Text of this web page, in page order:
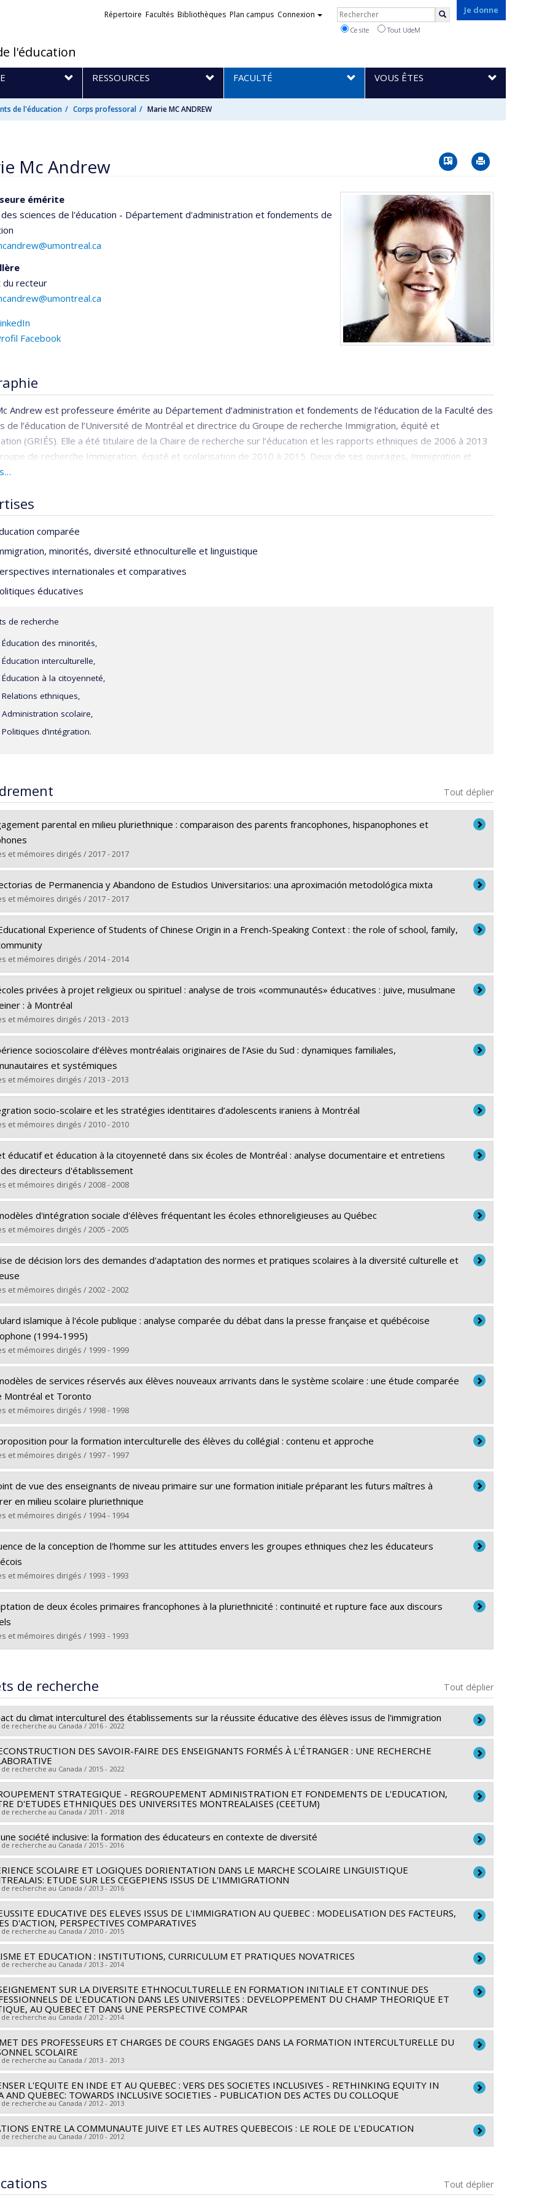
l'éducation
Je donne
Liens
Répertoire Facultés Bibliothèques Plan campus Connexion Rechercher
Ce site Tout UdeM
RESSOURCES FACULTÉ VOUS ÊTES
de l'éducation Corps professoral Marie MC ANDREW
Mc Andrew Vcard
émérite
des sciences de l'éducation - Département d'administration et fondements de
du recteur
Facebook
Andrew est professeure émérite au Département d’administration et fondements de l’éducation de la Faculté des
de l’éducation de l’Université de Montréal et directrice du Groupe de recherche Immigration, équité et
(GRIÉS). Elle a été titulaire de la Chaire de recherche sur l’éducation et les rapports ethniques de 2006 à 2013
de recherche Immigration, équité et scolarisation de 2010 à 2015. Deux de ses ouvrages, Immigration et
à l’école. Le débat québécois dans une perspective comparative
canadienne et, en 2010, une nomination comme finaliste au Prix du Gouverneur général.
comparée
minorités, diversité ethnoculturelle et linguistique
internationales et comparatives
éducatives
de recherche
Éducation des minorités,
Éducation interculturelle,
Éducation à la citoyenneté,
Relations ethniques,
Administration scolaire,
Politiques d’intégration.
Tout déplier
parental en milieu pluriethnique : comparaison des parents francophones, hispanophones et
et mémoires dirigés / 2017 - 2017
: Bissonnette, Evelyn
: Maîtrise
obtenu :M.A.
le document dans Papyrus
de Permanencia y Abandono de Estudios Universitarios: una aproximación metodológica mixta
et mémoires dirigés / 2017 - 2017
:Fonseca-Grandón, Gonzalo
:Doctorat
obtenu :Ph. D.
le document dans Papyrus
Experience of Students of Chinese Origin in a French-Speaking Context : the role of school, family,
et mémoires dirigés / 2014 - 2014
:Sun, Ming
:Doctorat
obtenu :Ph. D.
le document dans Papyrus
privées à projet religieux ou spirituel : analyse de trois «communautés» éducatives : juive, musulmane
: à Montréal
et mémoires dirigés / 2013 - 2013
: Tremblay, Stéphanie
:Doctorat
obtenu :Ph. D.
le document dans Papyrus
socioscolaire d’élèves montréalais originaires de l’Asie du Sud : dynamiques familiales,
et systémiques
et mémoires dirigés / 2013 - 2013
:Bakhshaei, Mahsa
: Doctorat
obtenu :Ph. D.
le document dans Papyrus
socio-scolaire et les stratégies identitaires d’adolescents iraniens à Montréal
et mémoires dirigés / 2010 - 2010
:Aghasi-Sorkhabi, Lida
:Doctorat
obtenu :Ph. D.
le document dans Papyrus
éducatif et éducation à la citoyenneté dans six écoles de Montréal : analyse documentaire et entretiens
directeurs d'établissement
et mémoires dirigés / 2008 - 2008
: Gravel, Bernard
: Doctorat
obtenu :Ph. D.
le document dans Papyrus
d'intégration sociale d'élèves fréquentant les écoles ethnoreligieuses au Québec
et mémoires dirigés / 2005 - 2005
:Sercia, Pierre
:Doctorat
obtenu :Ph. D.
le document dans Papyrus
de décision lors des demandes d'adaptation des normes et pratiques scolaires à la diversité culturelle et
et mémoires dirigés / 2002 - 2002
:Jacquet, Marianne
:Doctorat
obtenu :Ph. D.
le document dans Papyrus
islamique à l'école publique : analyse comparée du débat dans la presse française et québécoise
(1994-1995)
et mémoires dirigés / 1999 - 1999
: Ciceri, Coryse
:Maîtrise
obtenu :M.A.
le document dans Papyrus
de services réservés aux élèves nouveaux arrivants dans le système scolaire : une étude comparée
Montréal et Toronto
et mémoires dirigés / 1998 - 1998
:Messier, Marielle
: Maîtrise
obtenu :M. Sc.
le document dans Papyrus
pour la formation interculturelle des élèves du collégial : contenu et approche
et mémoires dirigés / 1997 - 1997
:Lemay, Denyse
:Doctorat
obtenu :Ph. D.
le document dans Papyrus
de vue des enseignants de niveau primaire sur une formation initiale préparant les futurs maîtres à
en milieu scolaire pluriethnique
et mémoires dirigés / 1994 - 1994
:Roberge, Blaise
:Maîtrise
obtenu :M.A.
le document dans Papyrus
de la conception de l'homme sur les attitudes envers les groupes ethniques chez les éducateurs
et mémoires dirigés / 1993 - 1993
:Grenier, Claude
:Maîtrise
obtenu :M.A.
le document dans Papyrus
de deux écoles primaires francophones à la pluriethnicité : continuité et rupture face aux discours
et mémoires dirigés / 1993 - 1993
:Maîtrise
obtenu :M.A.
vers le document dans Papyrus
de recherche Tout déplier
du climat interculturel des établissements sur la réussite éducative des élèves issus de l'immigration
recherche au Canada / 2016 - 2022
principal : Marie Mc Andrew,Isabelle Archambault
: Valérie Amiraux,Corina Borri-Anadon
de financement :FRQSC/Fonds de recherche du Québec - Société et culture (FQRSC)
de subvention :PVXXXXXX-(AC) Actions concertées - générique
DES SAVOIR-FAIRE DES ENSEIGNANTS FORMÉS À L'ÉTRANGER : UNE RECHERCHE
recherche au Canada / 2015 - 2022
principal : Joëlle Morrissette
: Marie Mc Andrew,Sébastien Arcand,Didier Demaziere
de financement :CRSH/Conseil de recherches en sciences humaines du Canada
de subvention :PVX99097-Subvention de développement de partenariat
STRATEGIQUE - REGROUPEMENT ADMINISTRATION ET FONDEMENTS DE L'EDUCATION,
D'ETUDES ETHNIQUES DES UNIVERSITES MONTREALAISES (CEETUM)
recherche au Canada / 2011 - 2018
principal :Deirdre Meintel
:Marie Mc Andrew,Patricia Lamarre,Michel Pagé,Fasal Kanouté,Marie-Thérèse Chicha,Patrice
,Sirma Bilge,Valérie Amiraux,Françoise Armand,Roxane de la Sablonnière, Mireille Estivalèzes
Marie-Odile
,Jake Murdoch,Sébastien Arcand,Daniel Weinstock,Alain Bélanger
Weinfeld,Mela Sarkar,Bronwen E. Low,Annick Lenoir,Benoît Côté,Marilyn Steinbach,Annick Germain,
Ledent,Damaris Rose,Xavier Leloup, Nong Zhu,Jack Jedwab,Maryse Potvin,Nicole Carignan,Lilyane
,Richard Bourhis,Micheline Milot , Anne Saris
de financement :FRQSC/Fonds de recherche du Québec - Société et culture (FQRSC)
de subvention :PV129894-(RG) Programme Regroupements stratégiques
société inclusive: la formation des éducateurs en contexte de diversité
recherche au Canada / 2015 - 2016
principal : Corina Borri-Anadon
: Marie Mc Andrew,Marie-Odile Magnan
de financement :CRSH/Conseil de recherches en sciences humaines du Canada
de subvention :
SCOLAIRE ET LOGIQUES DORIENTATION DANS LE MARCHE SCOLAIRE LINGUISTIQUE
ETUDE SUR LES CEGEPIENS ISSUS DE L'IMMIGRATIONN
recherche au Canada / 2013 - 2016
principal : Marie-Odile Magnan
: Marie Mc Andrew, Maryse Potvin,
de financement :CRSH/Conseil de recherches en sciences humaines du Canada
de subvention :PV153480-Subventions de développement Savoir
EDUCATIVE DES ELEVES ISSUS DE L'IMMIGRATION AU QUEBEC : MODELISATION DES FACTEURS,
D'ACTION, PERSPECTIVES COMPARATIVES
recherche au Canada / 2010 - 2015
principal : Marie Mc Andrew
:Fasal Kanouté,Françoise Armand,Jake Murdoch,Michèle Vatz-Laaroussi,Sylvie Loslier,Jacques
,Maryse Potvin , Alain Carpentier
de financement :FRQSC/Fonds de recherche du Québec - Société et culture (FQRSC)
de subvention :PVXXXXXX-(SE) Programme Soutien aux équipes de recherche - Stade de
: Fonctionnement
ET EDUCATION : INSTITUTIONS, CURRICULUM ET PRATIQUES NOVATRICES
recherche au Canada / 2013 - 2014
principal : Marie Mc Andrew
de financement :Citoyenneté et immigration, Canada
de subvention :
SUR LA DIVERSITE ETHNOCULTURELLE EN FORMATION INITIALE ET CONTINUE DES
DE L'EDUCATION DANS LES UNIVERSITES : DEVELOPPEMENT DU CHAMP THEORIQUE ET
AU QUEBEC ET DANS UNE PERSPECTIVE COMPAR
recherche au Canada / 2012 - 2014
principal : Maryse Potvin
: Marie Mc Andrew,
de financement :CRSH/Conseil de recherches en sciences humaines du Canada
de subvention :PV153480-Subventions de développement Savoir
DES PROFESSEURS ET CHARGES DE COURS ENGAGES DANS LA FORMATION INTERCULTURELLE DU
SCOLAIRE
recherche au Canada / 2013 - 2013
principal : Marie Mc Andrew
de financement :MESRST/Ministère de l'Enseignement supérieur, de la Recherche, de la Science et de la
de subvention :
L'EQUITE EN INDE ET AU QUEBEC : VERS DES SOCIETES INCLUSIVES - RETHINKING EQUITY IN
AND QUEBEC: TOWARDS INCLUSIVE SOCIETIES - PUBLICATION DES ACTES DU COLLOQUE
recherche au Canada / 2012 - 2013
principal : Marie Mc Andrew
de financement :SQRC/Secr. Qc aux relations canadiennes
ENTRE LA COMMUNAUTE JUIVE ET LES AUTRES QUEBECOIS : LE ROLE DE L'EDUCATION
recherche au Canada / 2010 - 2012
Tout déplier